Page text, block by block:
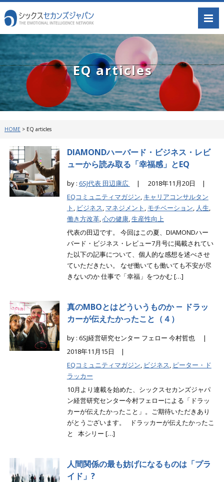
EQ articles
HOME > EQ articles
DIAMONDハーバード・ビジネス・レビ
ューから読み取る「幸福感」とEQ
by : 6SJ代表 田辺康広 |
2018年11月20日 |
EQコミュニティマガジン, キャリアコンサルタン
ト , ビジネス, マネジメント , モチベーション, 人生,
働き方改革,心の健康,生産性向上
代表の田辺です。 今回はこの夏、DIAMONDハー
バード・ビジネス・レビュー7月号に掲載されてい
た以下の記事について、個人的な感想を述べさせ
ていただきたい。 なぜ働いても働いても不安が尽
きないのか 仕事で「幸福」をつかむ […]
真のMBOとはどういうものか ― ドラッ
カーが伝えたかったこと（４）
by : 6SJ経営研究センター フェロー 今村哲也 |
2018年11月15日 |
EQコミュニティマガジン, ビジネス, ピーター・ド
ラッカー
10月より連載を始めた、シックスセカンズジャパ
ン経営研究センター今村フェローによる「ドラッ
カーが伝えたかったこと」。ご期待いただきあり
がとうございます。 ドラッカーが伝えたかったこ
と 本シリー […]
人間関係の最も妨げになるものは「プラ
イド」?